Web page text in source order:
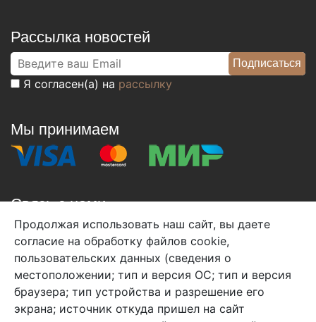
Рассылка новостей
Я согласен(а) на рассылку
Мы принимаем
Связь с нами
+7 (495) 933-38-08
info@arben-textile.ru- оптовые продажи
Продолжая использовать наш сайт, вы даете
согласие на обработку файлов cookie,
пользовательских данных (сведения о
местоположении; тип и версия ОС; тип и версия
браузера; тип устройства и разрешение его
экрана; источник откуда пришел на сайт